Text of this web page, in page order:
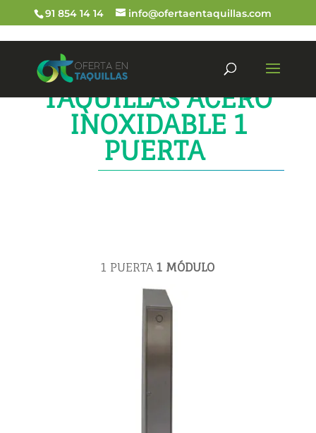
91 854 14 14 info@ofertaentaquillas.com
TAQUILLAS ACERO
INOXIDABLE 1
PUERTA
1 PUERTA1 MÓDULO